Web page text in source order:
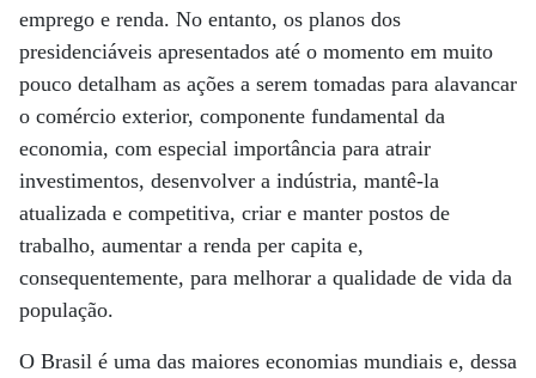
emprego e renda. No entanto, os planos dos
presidenciáveis apresentados até o momento em muito
pouco detalham as ações a serem tomadas para alavancar
o comércio exterior, componente fundamental da
economia, com especial importância para atrair
investimentos, desenvolver a indústria, mantê-la
atualizada e competitiva, criar e manter postos de
trabalho, aumentar a renda per capita e,
consequentemente, para melhorar a qualidade de vida da
população.
O Brasil é uma das maiores economias mundiais e, dessa